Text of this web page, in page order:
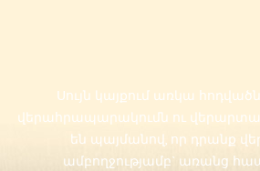
Սույն կայքում առկա
վերահրապարակումն ու
են պայմանով, որ դրանք
ամբողջությամբ` առանց